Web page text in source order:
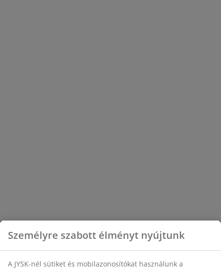
Személyre szabott élményt nyújtunk
A JYSK-nél sütiket és mobilazonosítókat használunk a